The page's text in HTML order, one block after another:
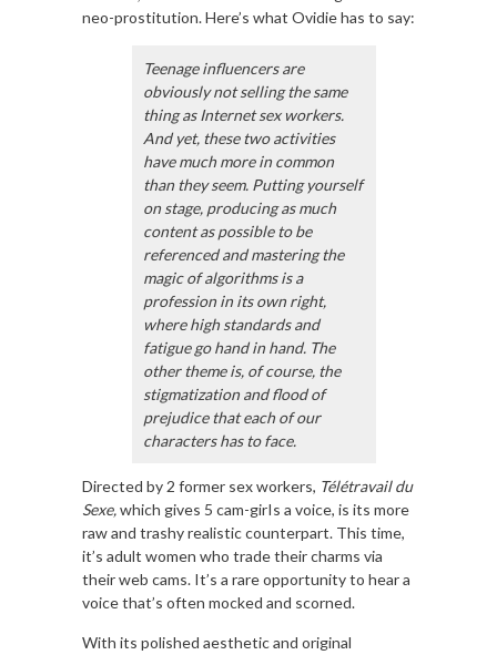
neo-prostitution. Here’s what Ovidie has to say:
Teenage influencers are
obviously not selling the same
thing as Internet sex workers.
And yet, these two activities
have much more in common
than they seem. Putting yourself
on stage, producing as much
content as possible to be
referenced and mastering the
magic of algorithms is a
profession in its own right,
where high standards and
fatigue go hand in hand. The
other theme is, of course, the
stigmatization and flood of
prejudice that each of our
characters has to face.
Directed by 2 former sex workers, Télétravail du
Sexe,which gives 5 cam-girIs a voice, is its more
raw and trashy realistic counterpart. This time,
it’s adult women who trade their charms via
their web cams. It’s a rare opportunity to hear a
voice that’s often mocked and scorned.
With its polished aesthetic and original